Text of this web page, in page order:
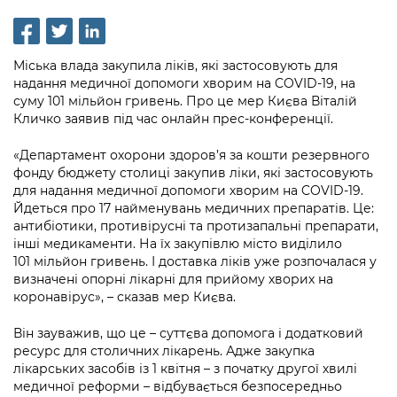
Проєкти розпоряджень, що
перебувають на погодженні КМВА
Рішення Київради
Графік роботи та прийому громадян
Вакансії
Статистика
Звернення громадян
Регуляторна діяльність
Промисловість і наука Києва
Освіта та навчальні заклади
Навколишнє середовище міста
Містобудування та земельні ділянки
Культура, спорт, дозвілля
Бізнес та ліцензування
Фінанси та бюджет
Безпека та правопорядок
Іноземцям / For foreigners
Пам'ятки культурної спадщини
Громадська експертиза
Консультації з громадськістю
Громадська рада
Петиції
Відкритий бюджет
Контактний центр
Допомога учасникам АТО
осіб при Київській міській військовій
адміністрації
«Ініціатива «Партнерство «Відкритий
Інформація з обмеженим доступом
Подати запит онлайн
Проекти нормативно-правових та
Нормативна база
Питання і відповіді про публічну
інформацію
Порядок оскарження рішень, дій чи
бездіяльності розпорядників інформації
публічну інформацію
Інформація для споживачів
Медіагалерея
Підписатися на новини та анонси від
КМДА / Subscribe to announcements
from the KCSA
Accreditation process
Подати журналістський запит /
Submitting a media request
Зйомки в лікарнях в умовах воєнного
стану / Rules for media coverage of
hospitals at work under martial law
Контакти для медіа / Contacts for mass
media
Портал Послуг
Міська влада закупила ліків, які застосовують для
надання медичної допомоги хворим на COVID-19, на
суму 101 мільйон гривень. Про це мер Києва Віталій
Кличко заявив під час онлайн прес-конференції.
«Департамент охорони здоров’я за кошти резервного
фонду бюджету столиці закупив ліки, які застосовують
для надання медичної допомоги хворим на COVID-19.
Йдеться про 17 найменувань медичних препаратів. Це:
антибіотики, противірусні та протизапальні препарати,
інші медикаменти. На їх закупівлю місто виділило
101 мільйон гривень. І доставка ліків уже розпочалася у
визначені опорні лікарні для прийому хворих на
коронавірус», – сказав мер Києва.
Він зауважив, що це – суттєва допомога і додатковий
ресурс для столичних лікарень. Адже закупка
лікарських засобів із 1 квітня – з початку другої хвилі
медичної реформи – відбувається безпосередньо